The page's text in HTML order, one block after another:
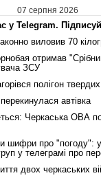
07 серпня 2026
у Telegram.
виловив 70
отримав
ЗСУ
полігон
автівка
Черкаська ОВА
шифри про "погоду":
у телеграмі про
двох черкаських